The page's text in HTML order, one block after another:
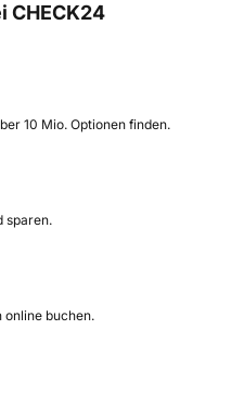
CHECK24
10 Mio. Optionen finden.
sparen.
buchen.